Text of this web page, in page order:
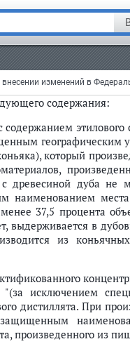
цифрами "0,5";
цифрами "0,5";
водка" дополнить
содержания:
содержанием
который
древесиной дуба
наименованием
37,5 процента
выдерживается в
из
исключением
дистиллята. При
произведенного из